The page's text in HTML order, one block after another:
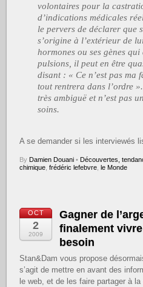
volontaires pour la
d’indications médicales
le pervers de déclarer que
s’origine à l’extérieur de
hormones ou ses gènes qui
pulsions, il peut en être
disant : « Ce n’est pas ma
tout rentrera dans l’ordre
très ambiguë et n’est pas
soins.
A se demander si les interviewés
By Damien Douani • Découvertes,
chimique ,frédéric lefebvre le Monde
OCT
2
2009
Gagner de
finalement
besoin
Stan&Dam vous propose
s’agit de mettre en avant des
le web, et de les faire partager à